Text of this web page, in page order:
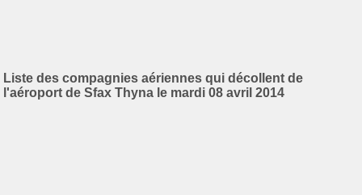
Liste des compagnies aériennes qui décollent de
l'aéroport de Sfax Thyna le mardi 08 avril 2014